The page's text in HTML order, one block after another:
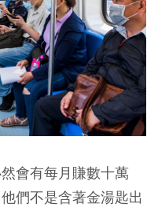
會有每月賺數十萬
們不是含著金湯匙出